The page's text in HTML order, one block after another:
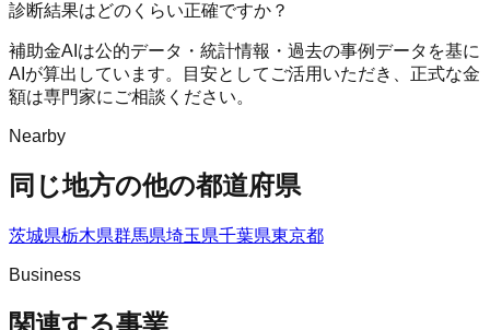
診断結果はどのくらい正確ですか？
補助金AIは公的データ・統計情報・過去の事例データを基に
AIが算出しています。目安としてご活用いただき、正式な金
額は専門家にご相談ください。
Nearby
同じ地方の他の都道府県
茨城県栃木県群馬県埼玉県千葉県東京都
Business